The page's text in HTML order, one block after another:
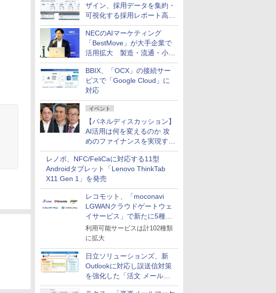
ザイン、採用データを集約・
可視化する採用レポート高速
化サービスを提供
NECのAIマーケティング
「BestMove」が大手企業で
活用拡大 製造・流通・小売
企業・広告代理店などが実装
フェーズへ
BBIX、「OCX」の接続サー
ビスで「Google Cloud」に
対応
イベント
【パネルディスカッション】
AI活用は何を変えるのか 攻
めのファイナンスを実現する
業務設計とマインドセット変
革
レノボ、NFC/FeliCaに対応する11型
Androidタブレット「Lenovo ThinkTab
X11 Gen 1」を発売
レコモット、「moconavi
LGWANクラウドゲートウェ
イサービス」で新たに5種類
のサービスと連携開始
利用可能サービスは計102種類
に拡大
日立ソリューションズ、新
Outlookに対応し誤送信対策
を強化した「活文 メール誤
送信防止アドインサービス」